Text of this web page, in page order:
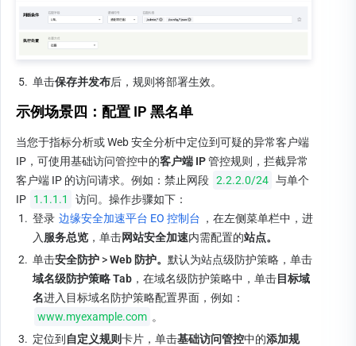
5. 单击保存并发布后，规则将部署生效。
示例场景四：配置 IP 黑名单
当您于指标分析或 Web 安全分析中定位到可疑的异常客户端
IP，可使用基础访问管控中的客户端 IP 管控规则，拦截异常
客户端 IP 的访问请求。例如：禁止网段 2.2.2.0/24 与单个
IP
1.1.1.1
访问。操作步骤如下：
1. 登录 边缘安全加速平台 EO 控制台 ，在左侧菜单栏中，进
入 服务总览 ，单击网站安全加速内需配置的站点。
2. 单击安全防护 > Web 防护。 默认为站点级防护策略，单击
域名级防护策略 Tab ，在域名级防护策略中，单击目标域
名进入目标域名防护策略配置界面，例如：
www.myexample.com 。
3. 定位到自定义规则卡片，单击基础访问管控中的添加规